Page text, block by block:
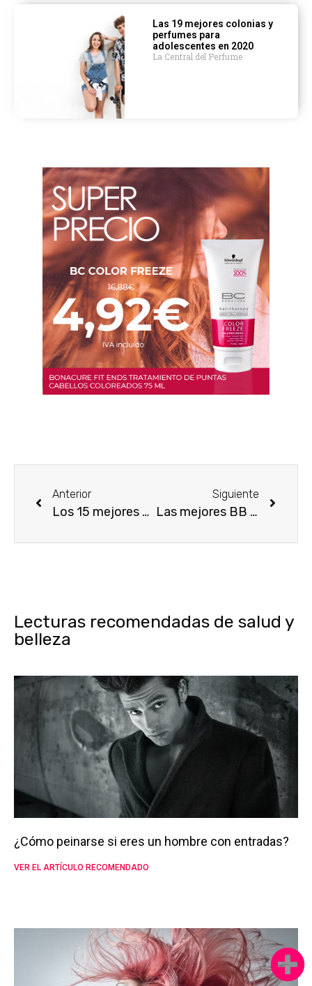
Las 19 mejores colonias y
perfumes para
adolescentes en 2020
La Central del Perfume
Anterior
Los 15 mejores pintalabios de color mate del mercado
Siguiente
Las mejores BB Cream para todo tipo de pieles
Lecturas recomendadas de salud y
belleza
¿Cómo peinarse si eres un hombre con entradas?
VER EL ARTÍCULO RECOMENDADO